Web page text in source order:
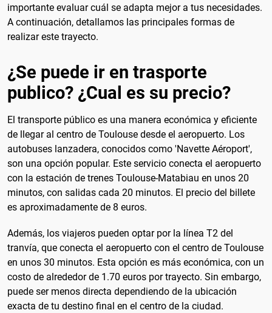
importante evaluar cuál se adapta mejor a tus necesidades.
A continuación, detallamos las principales formas de
realizar este trayecto.
¿Se puede ir en trasporte
publico? ¿Cual es su precio?
El transporte público es una manera económica y eficiente
de llegar al centro de Toulouse desde el aeropuerto. Los
autobuses lanzadera, conocidos como 'Navette Aéroport',
son una opción popular. Este servicio conecta el aeropuerto
con la estación de trenes Toulouse-Matabiau en unos 20
minutos, con salidas cada 20 minutos. El precio del billete
es aproximadamente de 8 euros.
Además, los viajeros pueden optar por la línea T2 del
tranvía, que conecta el aeropuerto con el centro de Toulouse
en unos 30 minutos. Esta opción es más económica, con un
costo de alrededor de 1.70 euros por trayecto. Sin embargo,
puede ser menos directa dependiendo de la ubicación
exacta de tu destino final en el centro de la ciudad.